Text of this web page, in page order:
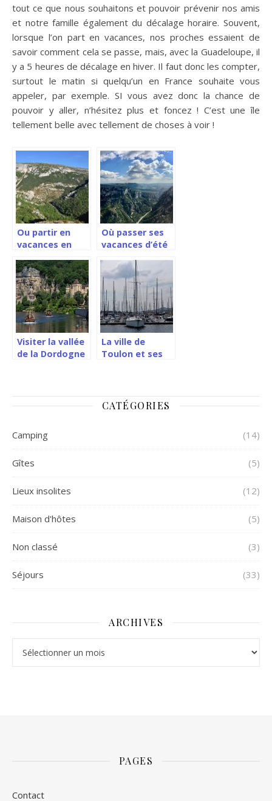
tout ce que nous souhaitons et pouvoir prévenir nos amis
et notre famille également du décalage horaire. Souvent,
lorsque l’on part en vacances, nos proches essaient de
savoir comment cela se passe, mais, avec la Guadeloupe, il
y a 5 heures de décalage en hiver. Il faut donc les compter,
surtout le matin si quelqu’un en France souhaite vous
appeler, par exemple. SI vous avez donc la chance de
pouvoir y aller, n’hésitez plus et foncez ! C’est une île
tellement belle avec tellement de choses à voir !
Ou partir en
vacances en
Où passer ses
vacances d’été
Visiter la vallée
de la Dordogne
La ville de
Toulon et ses
CATÉGORIES
Camping (14)
Gîtes (5)
Lieux insolites (12)
Maison d'hôtes (5)
Non classé (3)
Séjours (33)
ARCHIVES
PAGES
Contact